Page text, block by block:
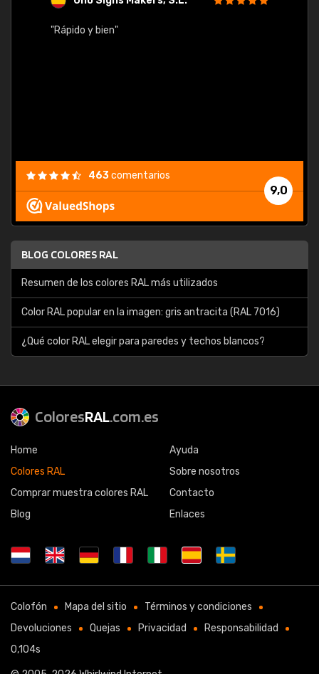
"Rápido y bien"
9,0
463comentarios
BLOG COLORES RAL
Resumen de los colores RAL más utilizados
Color RAL popular en la imagen: gris antracita (RAL 7016)
¿Qué color RAL elegir para paredes y techos blancos?
ColoresRAL.com.es
Home
Colores RAL
Comprar muestra colores RAL
Blog
Ayuda
Sobre nosotros
Contacto
Enlaces
Colofón Mapa del sitio
Términos y condiciones
Devoluciones
Quejas Privacidad
Responsabilidad
0,104s